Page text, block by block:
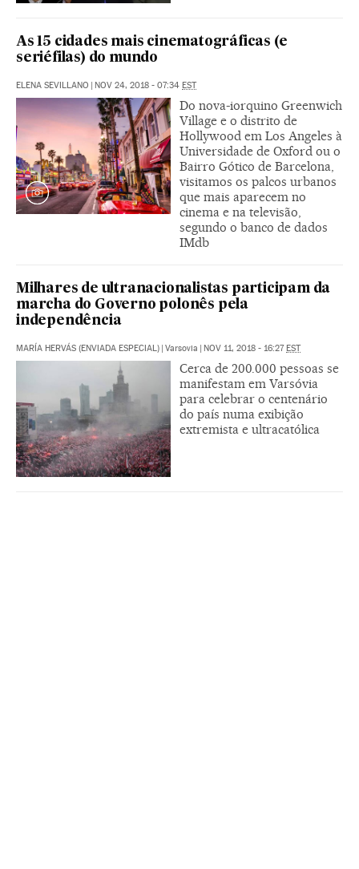
As 15 cidades mais cinematográficas (e
seriéfilas) do mundo
ELENA SEVILLANO | NOV 24, 2018 - 07:34 EST
Do nova-iorquino Greenwich
Village e o distrito de
Hollywood em Los Angeles à
Universidade de Oxford ou o
Bairro Gótico de Barcelona,
visitamos os palcos urbanos
que mais aparecem no
cinema e na televisão,
segundo o banco de dados
IMdb
Milhares de ultranacionalistas participam da
marcha do Governo polonês pela
independência
MARÍA HERVÁS (ENVIADA ESPECIAL) | Varsovia | NOV 11, 2018 - 16:27EST
Cerca de 200.000 pessoas se
manifestam em Varsóvia
para celebrar o centenário
do país numa exibição
extremista e ultracatólica